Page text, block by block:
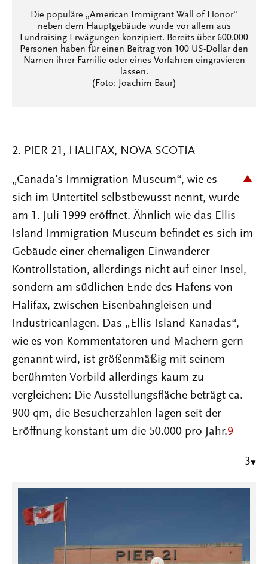
Die populäre „American Immigrant Wall of Honor“
neben dem Hauptgebäude wurde vor allem aus
Fundraising-Erwägungen konzipiert. Bereits über 600.000
Personen haben für einen Beitrag von 100 US-Dollar den
Namen ihrer Familie oder eines Vorfahren eingravieren
lassen.
(Foto: Joachim Baur)
2. PIER 21, HALIFAX, NOVA SCOTIA
„Canada’s Immigration Museum“, wie es
sich im Untertitel selbstbewusst nennt, wurde
am 1. Juli 1999 eröffnet. Ähnlich wie das Ellis
Island Immigration Museum befindet es sich im
Gebäude einer ehemaligen Einwanderer-
Kontrollstation, allerdings nicht auf einer Insel,
sondern am südlichen Ende des Hafens von
Halifax, zwischen Eisenbahngleisen und
Industrieanlagen. Das „Ellis Island Kanadas“,
wie es von Kommentatoren und Machern gern
genannt wird, ist größenmäßig mit seinem
berühmten Vorbild allerdings kaum zu
vergleichen: Die Ausstellungsfläche beträgt ca.
900 qm, die Besucherzahlen lagen seit der
Eröffnung konstant um die 50.000 pro Jahr.9
3